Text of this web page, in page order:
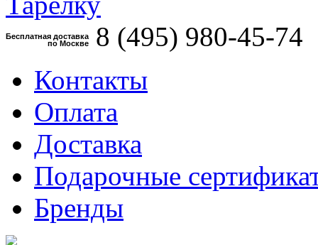
Бесплатная доставка
по Москве
8 (495) 980-45-74
Контакты
Оплата
Доставка
Подарочные
Бренды